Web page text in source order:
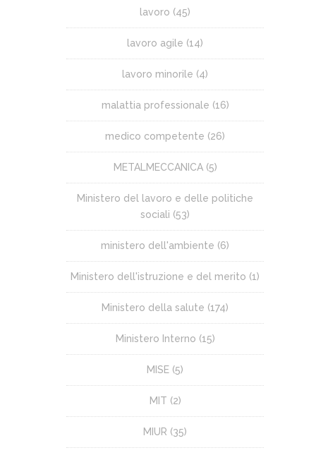
lavoro (45)
lavoro agile (14)
lavoro minorile (4)
malattia professionale (16)
medico competente (26)
METALMECCANICA(5)
Ministero del lavoro e delle politiche
sociali (53)
ministero dell'ambiente (6)
Ministero dell'istruzione e del merito (1)
Ministero della salute (174)
Ministero Interno (15)
MISE (5)
MIT (2)
MIUR (35)